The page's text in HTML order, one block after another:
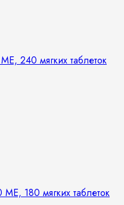
240 мягких таблеток
180 мягких таблеток